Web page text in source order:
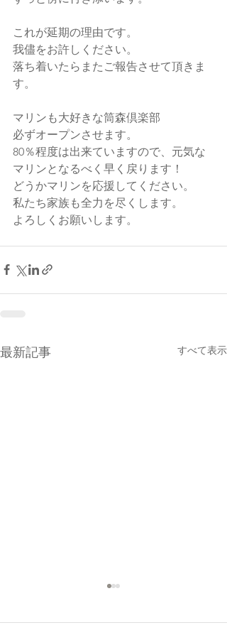
これが延期の理由です。
我儘をお許しください。
落ち着いたらまたご報告させて頂きま
す。
マリンも大好きな筒森倶楽部
必ずオープンさせます。
80％程度は出来ていますので、元気な
マリンとなるべく早く戻ります！
どうかマリンを応援してください。
私たち家族も全力を尽くします。
よろしくお願いします。
最新記事 すべて表示